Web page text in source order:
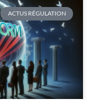
ACTUS RÉGULATION